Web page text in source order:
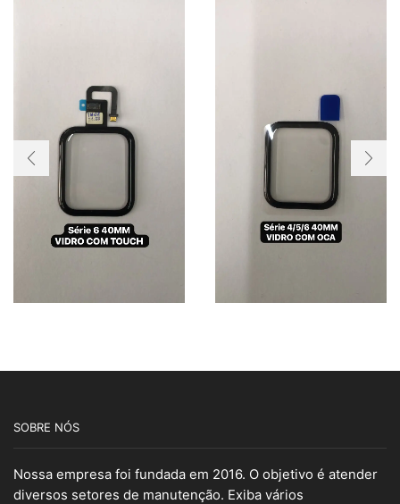
SOBRE NÓS
Nossa empresa foi fundada em 2016. O objetivo é atender
diversos setores de manutenção. Exiba vários